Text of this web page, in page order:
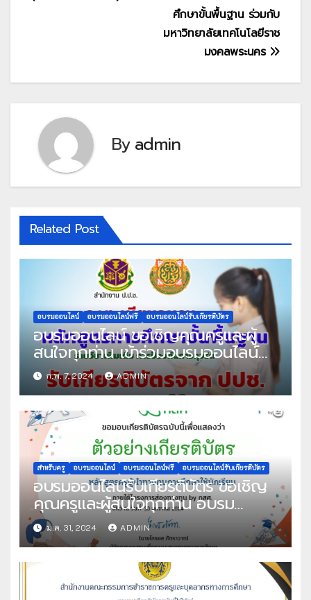
ศึกษาขั้นพื้นฐาน ร่วมกับ
มหาวิทยาลัยเทคโนโลยีราช
มงคลพระนคร
Byadmin
Related Post
อบรมออนไลน์ อบรมออนไลน์ฟรี อบรมออนไลน์รับเกียรติบัตร
อบรมออนไลน์ ขอเชิญคุณครูและผู้
สนใจทุกท่าน เข้าร่วมอบรมออนไลน์
หลักสูตรต้านทุจริต ศึกษาออนไลน์
รายวิชาเพิ่มเติม การป้องกันการทุจริต
ผ่านเกณฑ์ที่กำหนด รับเกียรติบัตรทาง
E-mail จัดทำโดย สำนักงานคณะ
กรรมการป้องกันและปราบปรามการ
ทุจริตแห่งชาติ (ปปช.)
ก.พ. 7, 2024 ADMIN
สำหรับครู อบรมออนไลน์ อบรมออนไลน์ฟรี อบรมออนไลน์รับเกียรติบัตร
อบรมออนไลน์รับเกียรติบัตร ขอเชิญ
คุณครูและผู้สนใจทุกท่าน อบรม
ออนไลน์ หลักสูตร ครูผู้นำทางทุนการ
ศึกษาให้นักเรียน ภายใต้โครงการส่อง
ทางทุน จัดทำโดย กองทุนเพื่อความ
เสมอภาคทางการศึกษา (กสศ.)
ม.ค. 31, 2024 ADMIN